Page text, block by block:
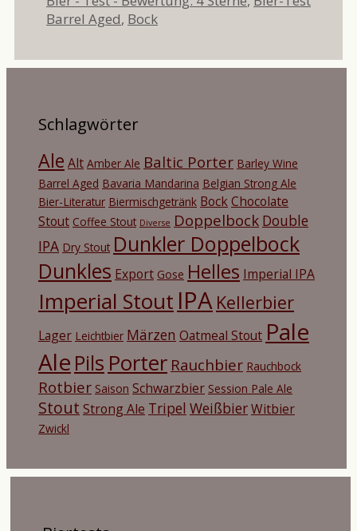
Schlagwörter
Barrel Aged, Bock
Schlagwörter
Ale Alt Amber Ale Baltic Porter Barley Wine
Barrel Aged Bavaria Mandarina Belgian Strong Ale
Bier-Literatur Biermischgetränk BockChocolate
Stout Coffee Stout Diverse Doppelbock Double
IPA Dry Stout Dunkler Doppelbock
Dunkles Export Gose Helles Imperial IPA
Imperial Stout IPA Kellerbier
Lager Leichtbier Märzen Oatmeal Stout Pale
Ale Pils Porter Rauchbier Rauchbock
Rotbier Saison Schwarzbier Session Pale Ale
Stout Strong Ale Tripel WeißbierWitbier
Zwickl